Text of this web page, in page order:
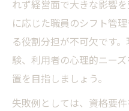
れず経営面で大きな影響
に応じた職員のシフト管
る役割分担が不可欠です
験、利用者の心理的ニー
置を目指しましょう。
失敗例としては、資格要